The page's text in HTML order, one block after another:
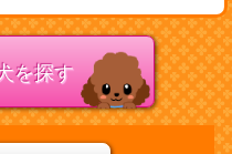
を探す